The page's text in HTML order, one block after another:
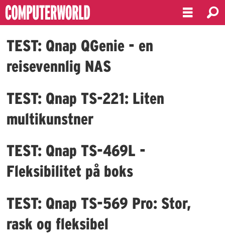
Emne:
qnap
TEST: Qnap QGenie - en
reisevennlig NAS
TEST: Qnap TS-221: Liten
multikunstner
TEST: Qnap TS-469L -
Fleksibilitet på boks
TEST: Qnap TS-569 Pro: Stor,
rask og fleksibel